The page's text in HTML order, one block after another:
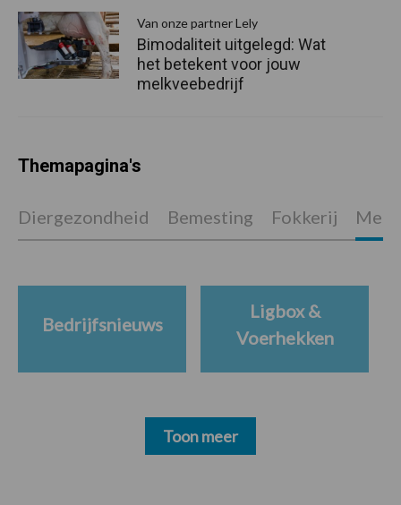
Van onze partner Lely
Bimodaliteit uitgelegd: Wat
het betekent voor jouw
melkveebedrijf
Themapagina's
Diergezondheid Bemesting Fokkerij
Bedrijfsnieuws
Ligbox &
Voerhekken
Toon meer